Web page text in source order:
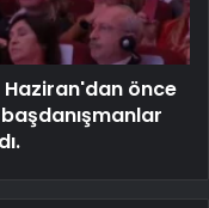
Haziran'dan önce